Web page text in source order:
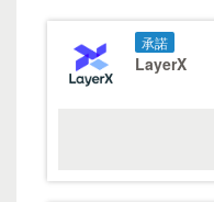
承諾
LayerX